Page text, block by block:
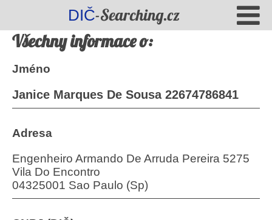
DIČ-Searching.cz
Všechny informace o:
Jméno
Janice Marques De Sousa 22674786841
Adresa
Engenheiro Armando De Arruda Pereira 5275
Vila Do Encontro
04325001 Sao Paulo (Sp)